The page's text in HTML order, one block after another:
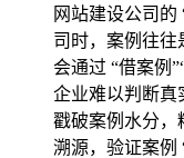
网站建设公司的
司时，案例往往
会通过 “借案例
企业难以判断真
戳破案例水分，
溯源，验证案例